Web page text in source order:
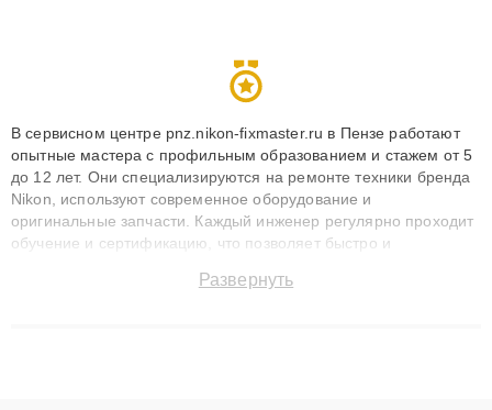
В сервисном центре pnz.nikon-fixmaster.ru в Пензе работают
опытные мастера с профильным образованием и стажем от 5
до 12 лет. Они специализируются на ремонте техники бренда
Nikon, используют современное оборудование и
оригинальные запчасти. Каждый инженер регулярно проходит
обучение и сертификацию, что позволяет быстро и
сохранением гарантии до 3 лет. Наши мастера решают
Развернуть